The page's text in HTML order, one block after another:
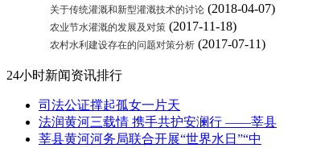
关于传统灌溉和新型灌溉技术的讨论 (2018-04-07)
农业节水灌溉的发展及对策 (2017-11-18)
农村水利建设存在的问题对策分析 (2017-07-11)
24小时新闻资讯排行
司法公证撑起孤女一片天
法润黄河三载情 携手共护安澜行 ——莘县
莘县黄河河务局联合开展“世界水日”“中